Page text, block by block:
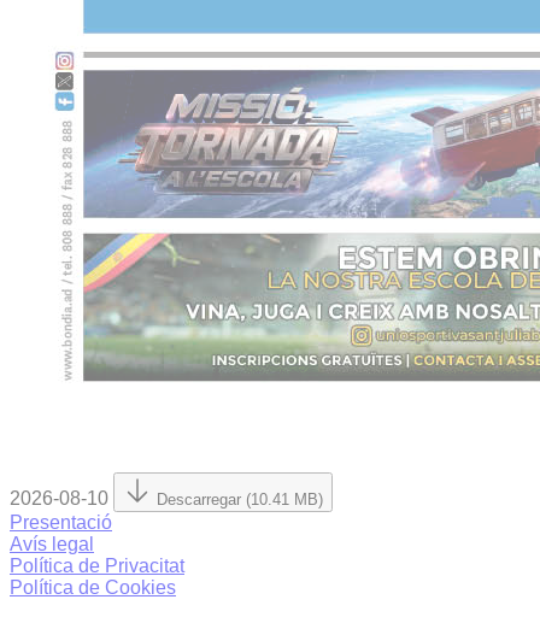
2026-08-10 Descarregar (10.41 MB)
Presentació
Avís legal
Política de Privacitat
Política de Cookies